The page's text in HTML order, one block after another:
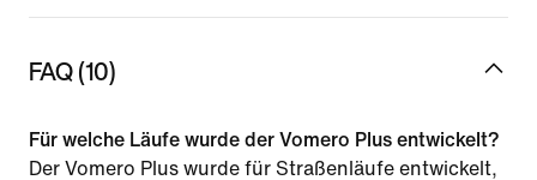
FAQ (10)
Für welche Läufe wurde der Vomero Plus entwickelt?
Der Vomero Plus wurde für Straßenläufe entwickelt,